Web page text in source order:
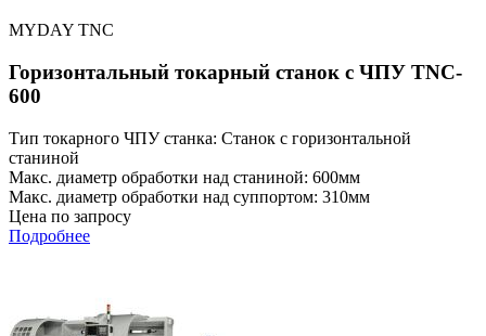
MYDAY TNC
Горизонтальный токарный станок с ЧПУ TNC-
600
Тип токарного ЧПУ станка: Станок с горизонтальной
станиной
Макс. диаметр обработки над станиной: 600мм
Макс. диаметр обработки над суппортом: 310мм
Цена по запросу
Подробнее